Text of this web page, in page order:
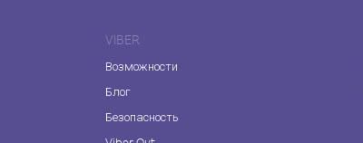
VIBER
Возможности
Блог
Безопасность